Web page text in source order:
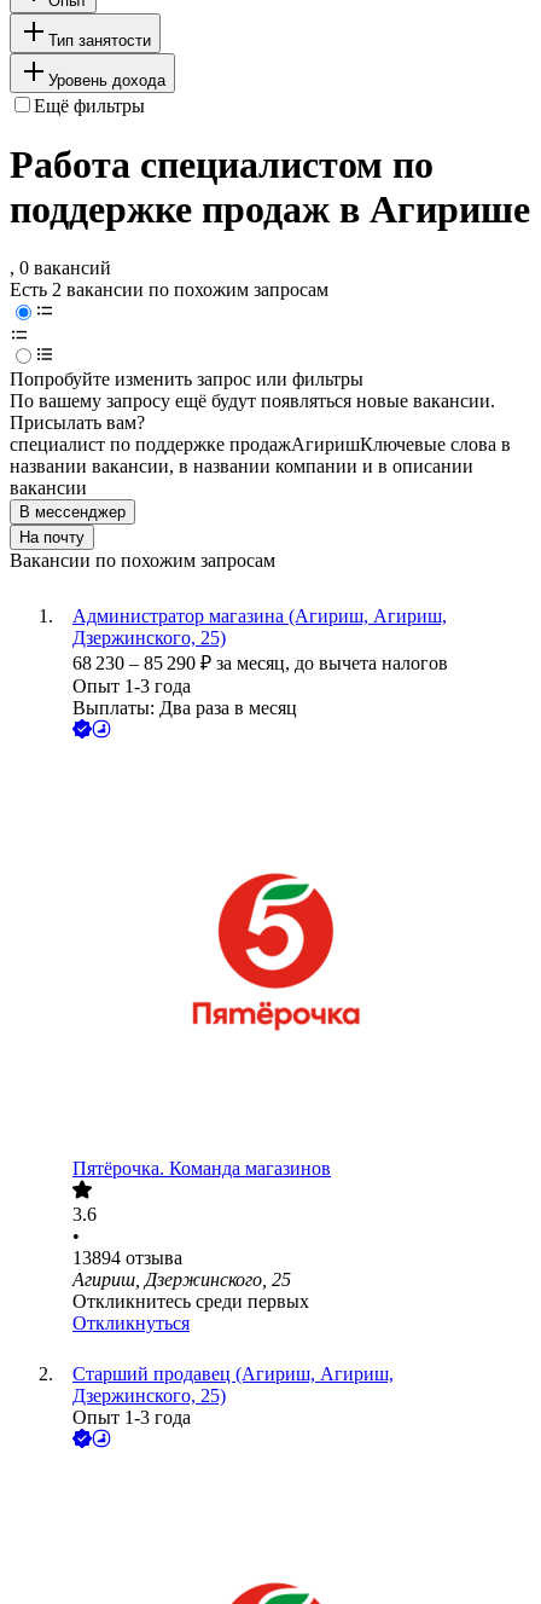
Тип занятости
Уровень дохода
Ещё фильтры
Работа специалистом по
поддержке продаж в Агирише
, 0 вакансий
Есть 2 вакансии по похожим запросам
Попробуйте изменить запрос или фильтры
По вашему запросу ещё будут появляться новые вакансии.
Присылать вам?
специалист по поддержке продажАгиришКлючевые слова в
названии вакансии, в названии компании и в описании
вакансии
В мессенджер
На почту
Вакансии по похожим запросам
Администратор магазина (Агириш, Агириш,
Дзержинского, 25)
68 230 – 85 290 ₽ за месяц, до вычета налогов
Опыт 1-3 года
Выплаты: Два раза в месяц
Пятёрочка. Команда магазинов
3.6
•
13894 отзыва
Агириш, Дзержинского, 25
Откликнитесь среди первых
Откликнуться
Старший продавец (Агириш, Агириш,
Дзержинского, 25)
Опыт 1-3 года